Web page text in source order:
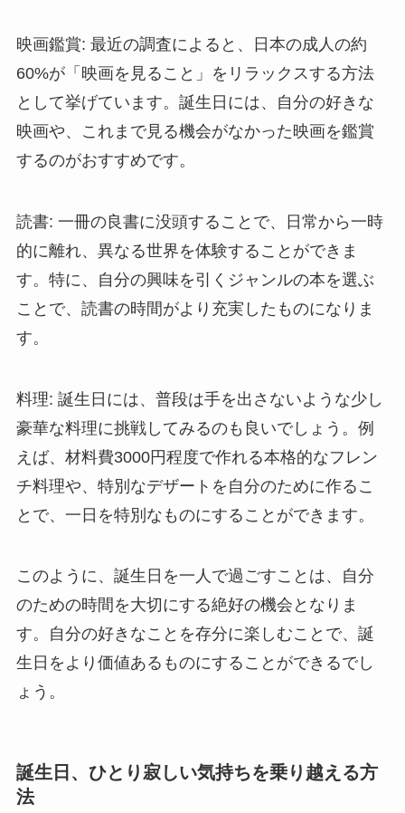
映画鑑賞: 最近の調査によると、日本の成人の約
60%が「映画を見ること」をリラックスする方法
として挙げています。誕生日には、自分の好きな
映画や、これまで見る機会がなかった映画を鑑賞
するのがおすすめです。
読書: 一冊の良書に没頭することで、日常から一時
的に離れ、異なる世界を体験することができま
す。特に、自分の興味を引くジャンルの本を選ぶ
ことで、読書の時間がより充実したものになりま
す。
料理: 誕生日には、普段は手を出さないような少し
豪華な料理に挑戦してみるのも良いでしょう。例
えば、材料費3000円程度で作れる本格的なフレン
チ料理や、特別なデザートを自分のために作るこ
とで、一日を特別なものにすることができます。
このように、誕生日を一人で過ごすことは、自分
のための時間を大切にする絶好の機会となりま
す。自分の好きなことを存分に楽しむことで、誕
生日をより価値あるものにすることができるでし
ょう。
誕生日、ひとり寂しい気持ちを乗り越える方
法